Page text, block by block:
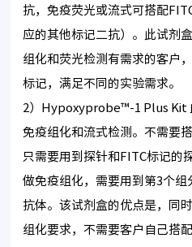
抗，免疫荧光或流式可搭配
应的其他标记二抗）。此试剂
组化和荧光检测有需求的客户
标记，满足不同的实验需求。
2）Hypoxyprobe™-1 Plus Kit
免疫组化和流式检测。不需要
只需要用到探针和FITC标记的
做免疫组化，需要用到第3个
抗体。该试剂盒的优点是，同
组化要求，不需要客户自己搭配